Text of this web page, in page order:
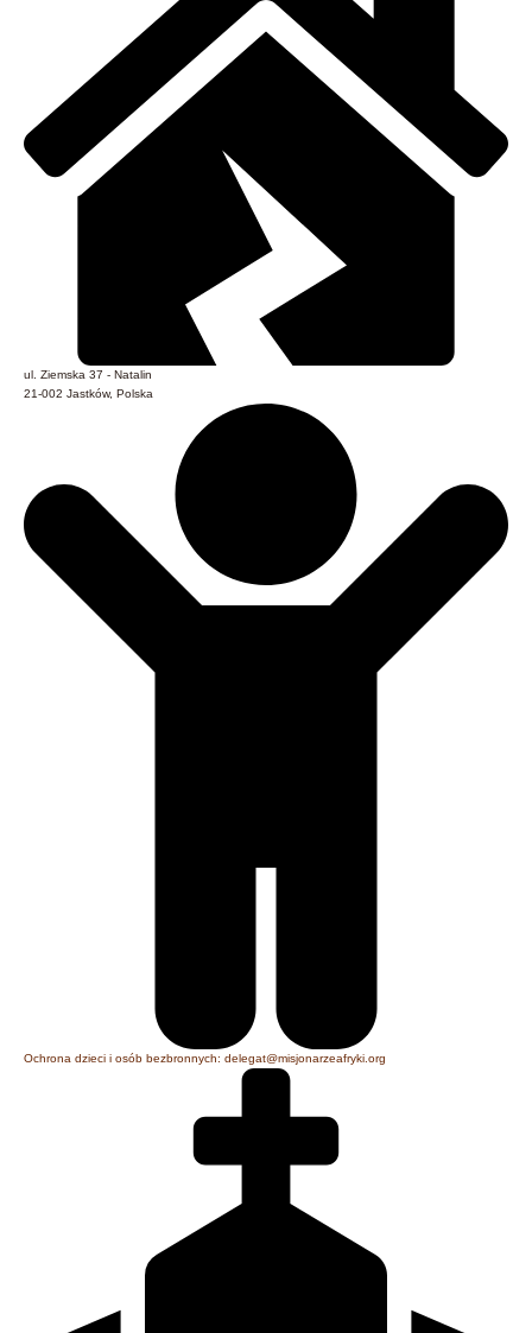
ul. Ziemska 37 - Natalin
21-002 Jastków, Polska
Ochrona dzieci i osób bezbronnych: delegat@misjonarzeafryki.org